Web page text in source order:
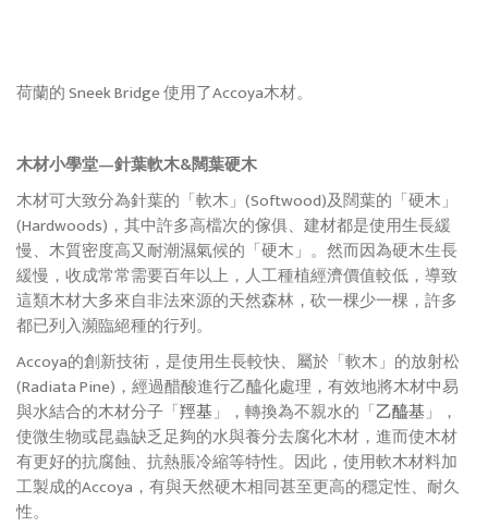
荷蘭的 Sneek Bridge 使用了Accoya木材。
木材小學堂—針葉軟木&闊葉硬木
木材可大致分為針葉的「軟木」(Softwood)及闊葉的「硬木」
(Hardwoods)，其中許多高檔次的傢俱、建材都是使用生長緩
慢、木質密度高又耐潮濕氣候的「硬木」。然而因為硬木生長
緩慢，收成常常需要百年以上，人工種植經濟價值較低，導致
這類木材大多來自非法來源的天然森林，砍一棵少一棵，許多
都已列入瀕臨絕種的行列。
Accoya的創新技術，是使用生長較快、屬於「軟木」的放射松
(Radiata Pine)，經過醋酸進行乙醯化處理，有效地將木材中易
與水結合的木材分子「羥基」，轉換為不親水的「乙醯基」，
使微生物或昆蟲缺乏足夠的水與養分去腐化木材，進而使木材
有更好的抗腐蝕、抗熱脹冷縮等特性。因此，使用軟木材料加
工製成的Accoya，有與天然硬木相同甚至更高的穩定性、耐久
性。